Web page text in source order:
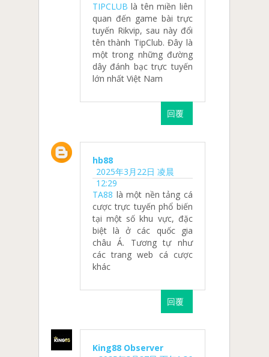
TIPCLUB là tên miền liên
quan đến game bài trực
tuyến Rikvip, sau này đổi
tên thành TipClub. Đây là
một trong những đường
dây đánh bạc trực tuyến
lớn nhất Việt Nam
回覆
hb88
2025年3月22日 凌晨
12:29
TA88 là một nền tảng cá
cược trực tuyến phổ biến
tại một số khu vực, đặc
biệt là ở các quốc gia
châu Á. Tương tự như
các trang web cá cược
khác
回覆
King88 Observer